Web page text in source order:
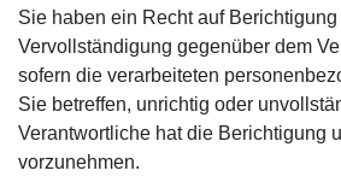
Sie haben ein Recht auf
Vervollständigung gegenüber dem
sofern die verarbeiteten
Sie betreffen, unrichtig oder
Verantwortliche hat die Berichtigung
vorzunehmen.